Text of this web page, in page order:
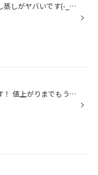
暑い～～～～～！蒸し蒸しがヤバいです(-_-;) 汗掻く分が痩せるなら、いくら暑くても我慢出来るのに。笑 今日もタイヤ交換アライメントやバッテリー交換やオイル交換等ご来店頂いておりますm(__)m ↓ 交換 ↓ タイヤの値上がりまで残り３日です！！！ 今週は水曜日も営業しております！(*'ω'*) 夏タイ...
こんにちはモリヤです！ 値上がりまでもう少しですが、 開催中の値上がり直前セールはちなみに今日まで！ タイヤ以外にもメンテナンス用品の交換等、 どうせ交換するならぜひお得な時に・・・！ ちなみに続々と入替作業でご来店頂いてますm(__)m まだまだ滑り込みで間に合いますので お買い物ついで...